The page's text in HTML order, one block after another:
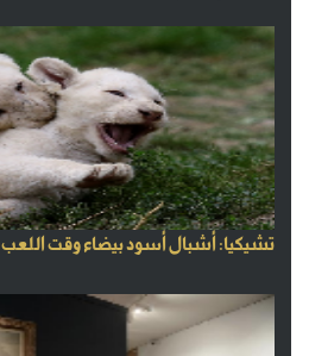
تشيكيا: أشبال أسود بيضاء وقت اللعب